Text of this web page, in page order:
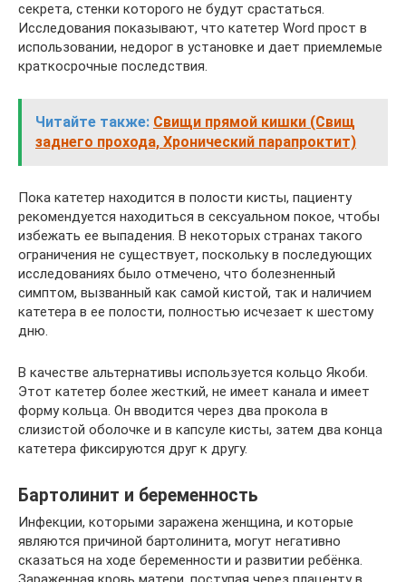
секрета, стенки которого не будут срастаться.
Исследования показывают, что катетер Word прост в
использовании, недорог в установке и дает приемлемые
краткосрочные последствия.
Читайте также: Свищи прямой кишки (Свищ
заднего прохода, Хронический парапроктит)
Пока катетер находится в полости кисты, пациенту
рекомендуется находиться в сексуальном покое, чтобы
избежать ее выпадения. В некоторых странах такого
ограничения не существует, поскольку в последующих
исследованиях было отмечено, что болезненный
симптом, вызванный как самой кистой, так и наличием
катетера в ее полости, полностью исчезает к шестому
дню.
В качестве альтернативы используется кольцо Якоби.
Этот катетер более жесткий, не имеет канала и имеет
форму кольца. Он вводится через два прокола в
слизистой оболочке и в капсуле кисты, затем два конца
катетера фиксируются друг к другу.
Бартолинит и беременность
Инфекции, которыми заражена женщина, и которые
являются причиной бартолинита, могут негативно
сказаться на ходе беременности и развитии ребёнка.